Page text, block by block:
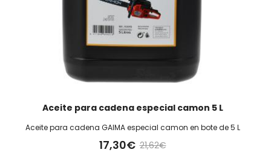
Aceite para cadena especial camon 5 L
Aceite para cadena GAIMA especial camon en bote de 5 L
17,30€ 21,62€